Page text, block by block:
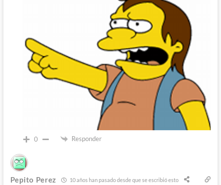
0 Responder
Pepito Perez 10 años han pasado desde que se escribió esto